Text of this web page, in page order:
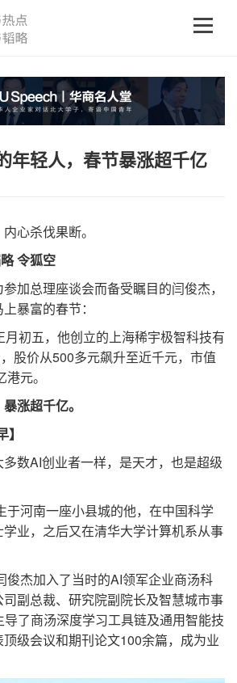
年轻人，春节暴涨超千亿
杀伐果断。
令狐空
总理座谈会而备受瞩目的闫俊杰，
暴富的春节：
初五，他创立的上海稀宇极智科技有
股价从500多元飙升至近千元，市值
元。
涨超千亿。
】
AI创业者一样，是天才，也是超级
河南一座小县城的他，在中国科学
业，之后又在清华大学计算机系从事
杰加入了当时的AI领军企业商汤科
副总裁、研究院副院长及智慧城市事
了商汤深度学习工具链及通用智能技
级会议和期刊论文100余篇，成为业